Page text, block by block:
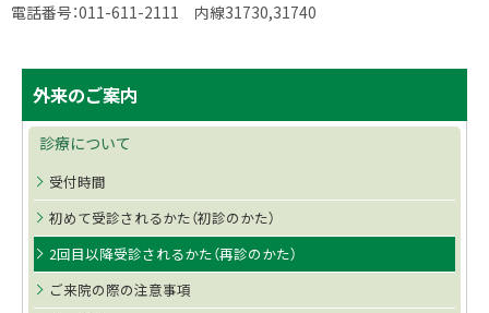
戻
電話番号：011-611-2111 内線31730,31740
プ
サ
イ
メ
ニ
外来のご案内
診療について
受付時間
初めて受診されるかた（初診のかた）
2回目以降受診されるかた（再診のかた）
ご来院の際の注意事項